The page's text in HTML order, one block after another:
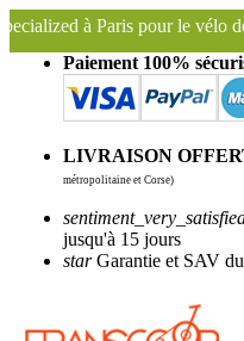
le vélo de Course, de
Paiement 100%
LIVRAISON
métropolitaine et Corse)
jusqu'à 15 jours
starGarantie et SAV